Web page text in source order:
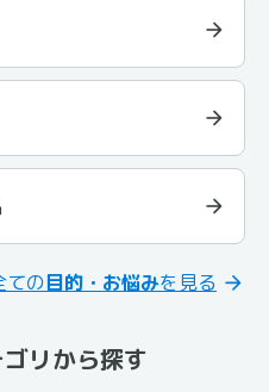
ての目的・お悩みを見る
リから探す